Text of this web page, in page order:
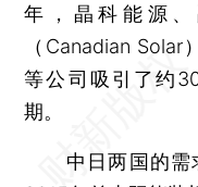
年，晶科能源
（Canadian Solar
等公司吸引了约
期。
中日两国的需